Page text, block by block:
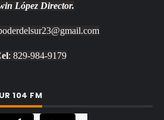
López Director.
: 829-984-9179
104 FM